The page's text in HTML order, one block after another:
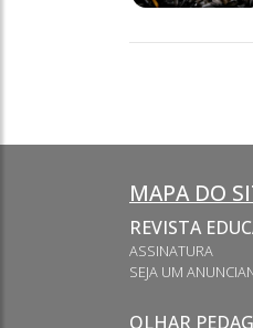
MAPA DO
REVISTA
ASSINATURA
SEJA UM
OLHAR